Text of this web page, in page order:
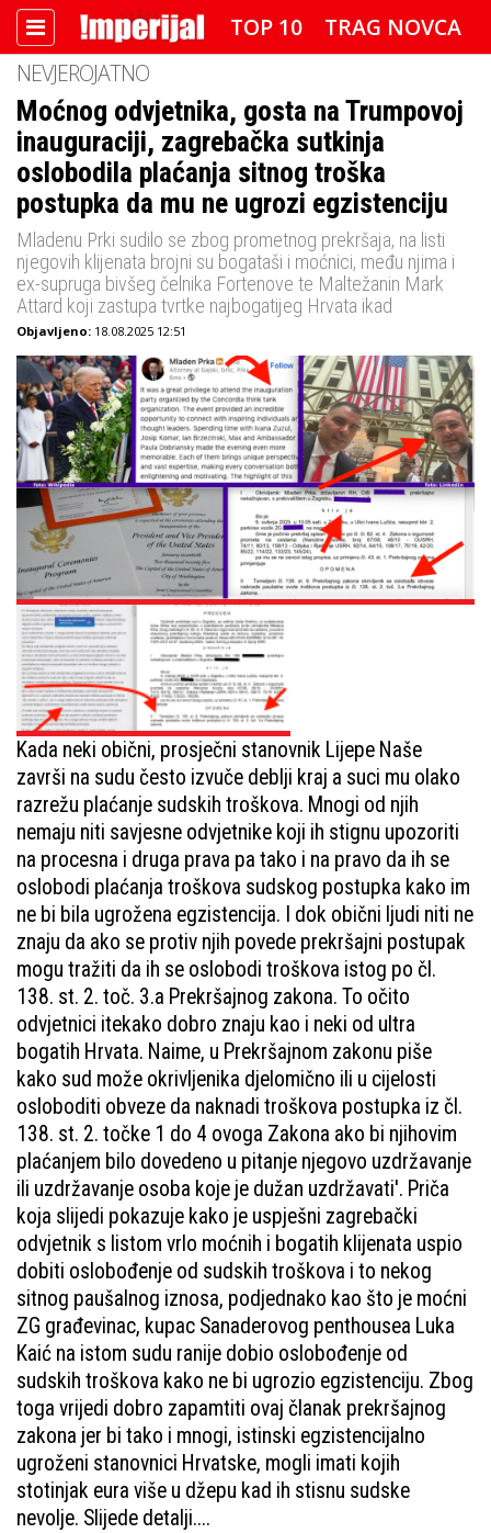
TOP 10
TRAG NOVCA
DETEKTOR
IMPERIJAL VIDEO
RADAR
IMPERIJAL & FREETIME
IMPERIJALOVE POZNATE FACE
NEVJEROJATNO
Moćnog odvjetnika, gosta na Trumpovoj
inauguraciji, zagrebačka sutkinja
oslobodila plaćanja sitnog troška
postupka da mu ne ugrozi egzistenciju
Mladenu Prki sudilo se zbog prometnog prekršaja, na listi
njegovih klijenata brojni su bogataši i moćnici, među njima i
ex-supruga bivšeg čelnika Fortenove te Maltežanin Mark
Attard koji zastupa tvrtke najbogatijeg Hrvata ikad
Objavljeno: 18.08.2025 12:51
Kada neki obični, prosječni stanovnik Lijepe Naše
završi na sudu često izvuče deblji kraj a suci mu olako
razrežu plaćanje sudskih troškova. Mnogi od njih
nemaju niti savjesne odvjetnike koji ih stignu upozoriti
na procesna i druga prava pa tako i na pravo da ih se
oslobodi plaćanja troškova sudskog postupka kako im
ne bi bila ugrožena egzistencija. I dok obični ljudi niti ne
znaju da ako se protiv njih povede prekršajni postupak
mogu tražiti da ih se oslobodi troškova istog po čl.
138. st. 2. toč. 3.a Prekršajnog zakona. To očito
odvjetnici itekako dobro znaju kao i neki od ultra
bogatih Hrvata. Naime, u Prekršajnom zakonu piše
kako sud može okrivljenika djelomično ili u cijelosti
osloboditi obveze da naknadi troškova postupka iz čl.
138. st. 2. točke 1 do 4 ovoga Zakona ako bi njihovim
plaćanjem bilo dovedeno u pitanje njegovo uzdržavanje
ili uzdržavanje osoba koje je dužan uzdržavati'. Priča
koja slijedi pokazuje kako je uspješni zagrebački
odvjetnik s listom vrlo moćnih i bogatih klijenata uspio
dobiti oslobođenje od sudskih troškova i to nekog
sitnog paušalnog iznosa, podjednako kao što je moćni
ZG građevinac, kupac Sanaderovog penthousea Luka
Kaić na istom sudu ranije dobio oslobođenje od
sudskih troškova kako ne bi ugrozio egzistenciju. Zbog
toga vrijedi dobro zapamtiti ovaj članak prekršajnog
zakona jer bi tako i mnogi, istinski egzistencijalno
ugroženi stanovnici Hrvatske, mogli imati kojih
stotinjak eura više u džepu kad ih stisnu sudske
nevolje. Slijede detalji....